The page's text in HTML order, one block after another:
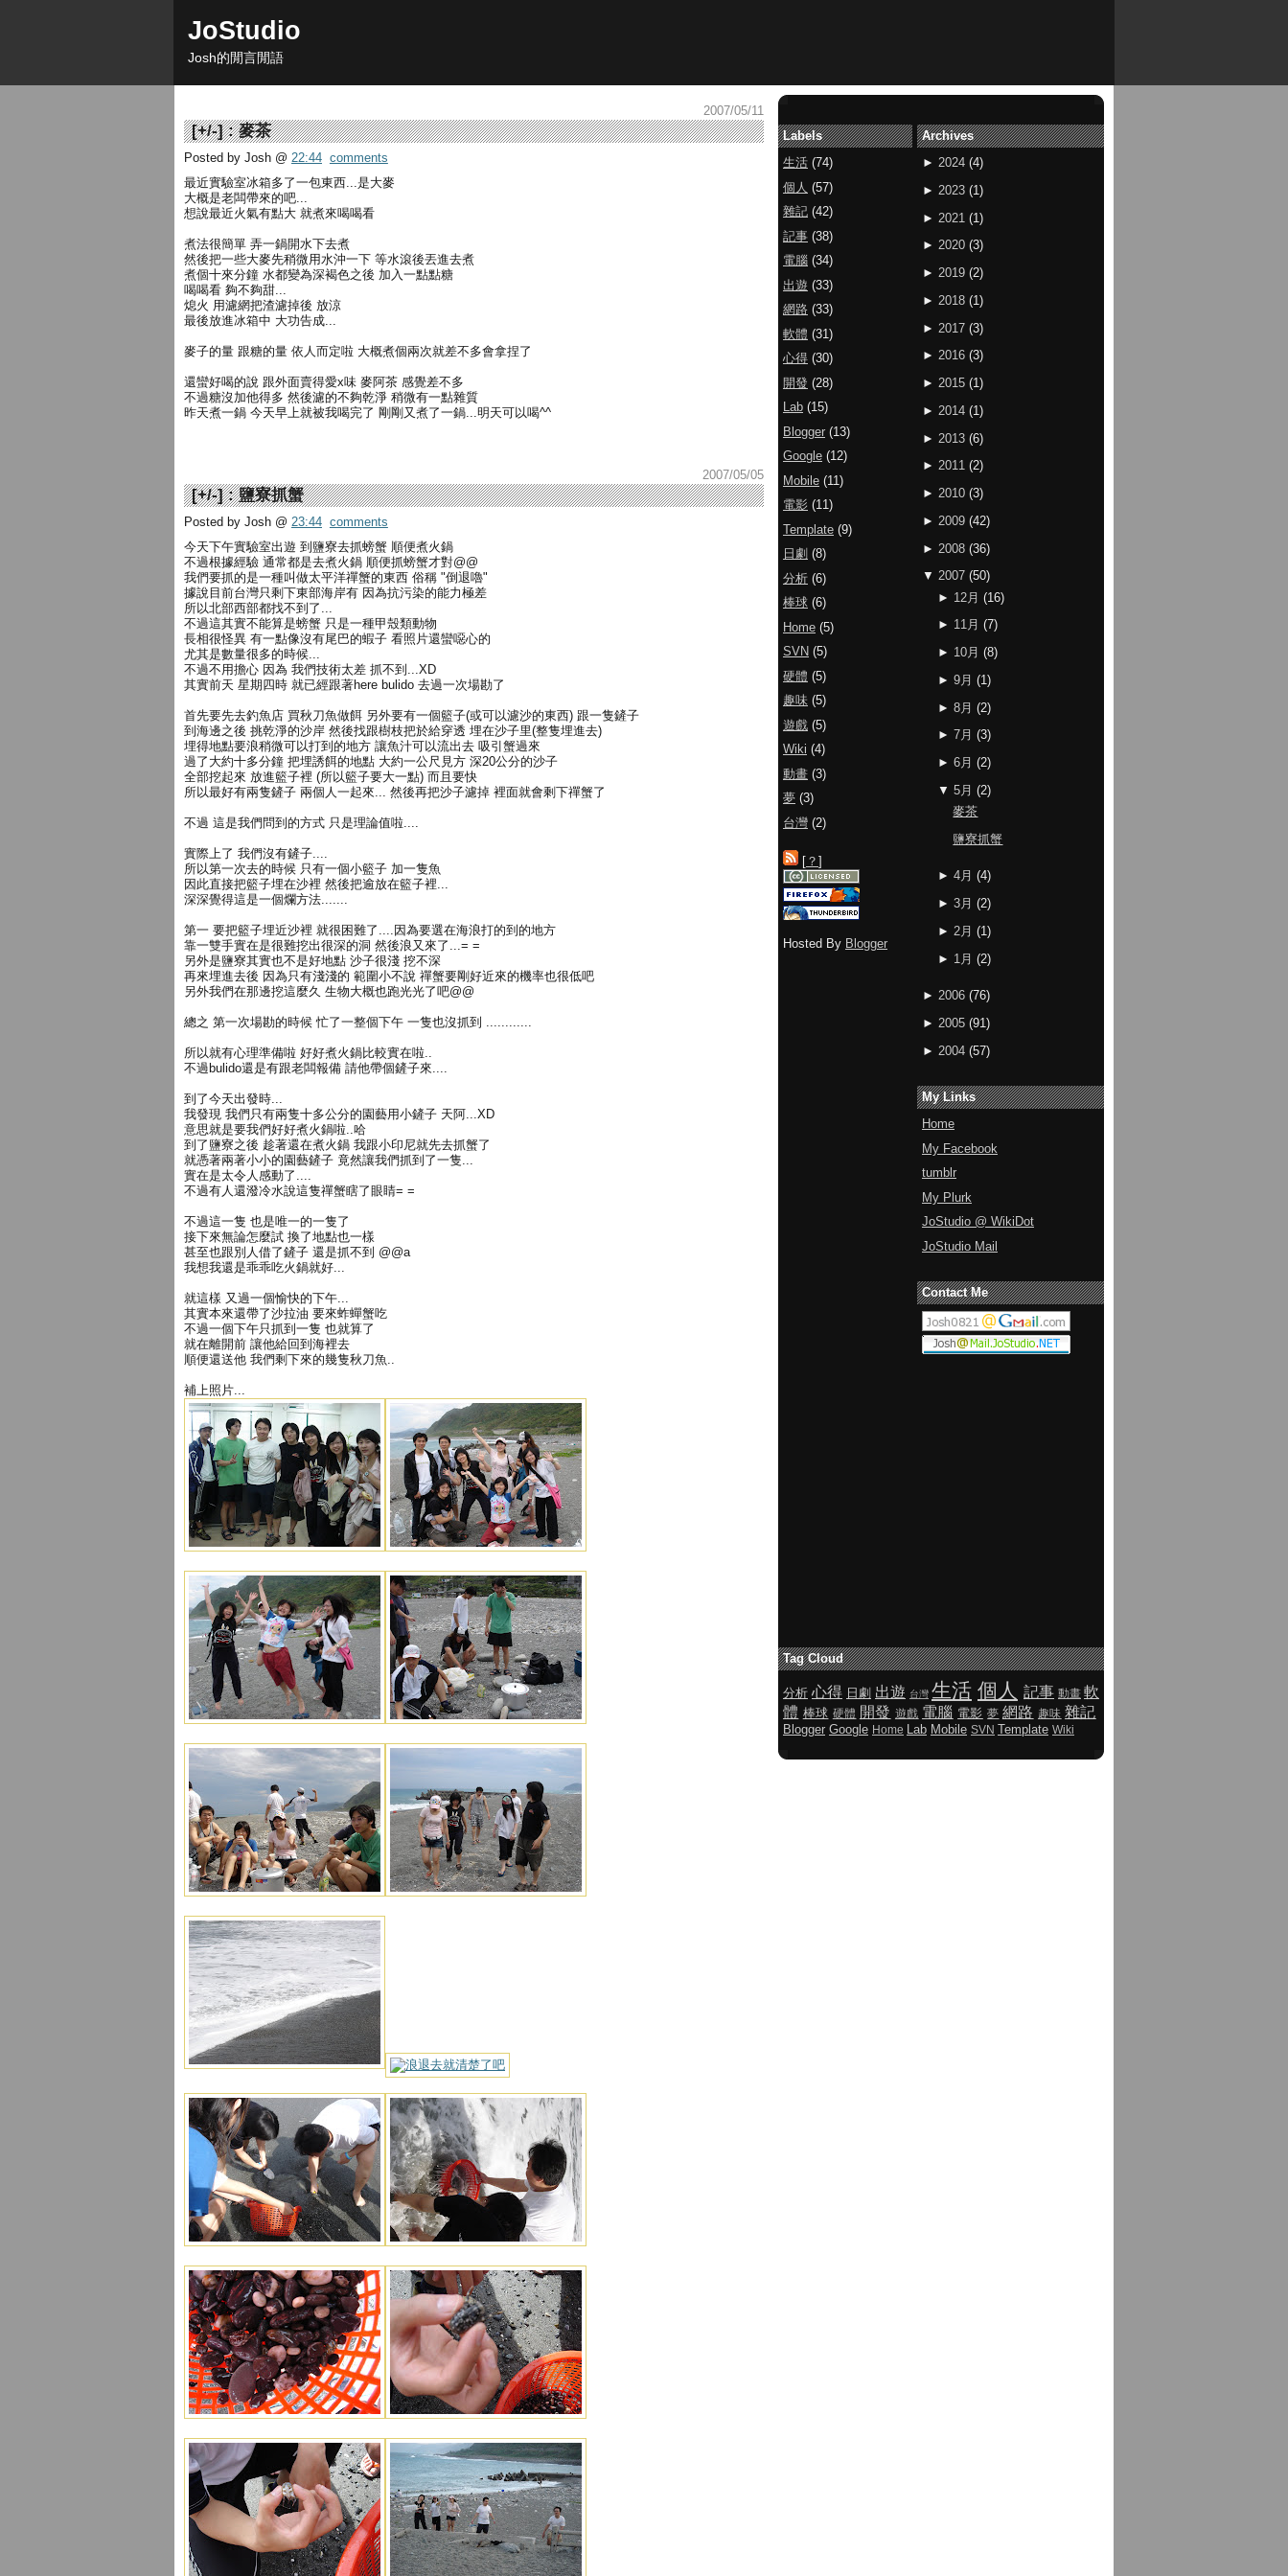
JoStudio
Josh的閒言閒語
2007/05/11
[+/-] :麥茶
Posted by Josh @ 22:44 comments
最近實驗室冰箱多了一包東西...是大麥
大概是老闆帶來的吧...
想說最近火氣有點大 就煮來喝喝看
煮法很簡單 弄一鍋開水下去煮
然後把一些大麥先稍微用水沖一下 等水滾後丟進去煮
煮個十來分鐘 水都變為深褐色之後 加入一點點糖
喝喝看 夠不夠甜...
熄火 用濾網把渣濾掉後 放涼
最後放進冰箱中 大功告成...
麥子的量 跟糖的量 依人而定啦 大概煮個兩次就差不多會拿捏了
還蠻好喝的說 跟外面賣得愛x味 麥阿茶 感覺差不多
不過糖沒加他得多 然後濾的不夠乾淨 稍微有一點雜質
昨天煮一鍋 今天早上就被我喝完了 剛剛又煮了一鍋...明天可以喝^^
2007/05/05
[+/-] :鹽寮抓蟹
Posted by Josh @ 23:44 comments
今天下午實驗室出遊 到鹽寮去抓螃蟹 順便煮火鍋
不過根據經驗 通常都是去煮火鍋 順便抓螃蟹才對@@
我們要抓的是一種叫做太平洋禪蟹的東西 俗稱 "倒退嚕"
據說目前台灣只剩下東部海岸有 因為抗污染的能力極差
所以北部西部都找不到了...
不過這其實不能算是螃蟹 只是一種甲殼類動物
長相很怪異 有一點像沒有尾巴的蝦子 看照片還蠻噁心的
尤其是數量很多的時候...
不過不用擔心 因為 我們技術太差 抓不到...XD
其實前天 星期四時 就已經跟著here bulido 去過一次場勘了
首先要先去釣魚店 買秋刀魚做餌 另外要有一個籃子(或可以濾沙的東西) 跟一隻鏟子
到海邊之後 挑乾淨的沙岸 然後找跟樹枝把於給穿透 埋在沙子里(整隻埋進去)
埋得地點要浪稍微可以打到的地方 讓魚汁可以流出去 吸引蟹過來
過了大約十多分鐘 把埋誘餌的地點 大約一公尺見方 深20公分的沙子
全部挖起來 放進籃子裡 (所以籃子要大一點) 而且要快
所以最好有兩隻鏟子 兩個人一起來... 然後再把沙子濾掉 裡面就會剩下禪蟹了
不過 這是我們問到的方式 只是理論值啦....
實際上了 我們沒有鏟子....
所以第一次去的時候 只有一個小籃子 加一隻魚
因此直接把籃子埋在沙裡 然後把逾放在籃子裡...
深深覺得這是一個爛方法.......
第一 要把籃子埋近沙裡 就很困難了....因為要選在海浪打的到的地方
靠一雙手實在是很難挖出很深的洞 然後浪又來了...= =
另外是鹽寮其實也不是好地點 沙子很淺 挖不深
再來埋進去後 因為只有淺淺的 範圍小不說 禪蟹要剛好近來的機率也很低吧
另外我們在那邊挖這麼久 生物大概也跑光光了吧@@
總之 第一次場勘的時候 忙了一整個下午 一隻也沒抓到 ............
所以就有心理準備啦 好好煮火鍋比較實在啦..
不過bulido還是有跟老闆報備 請他帶個鏟子來....
到了今天出發時...
我發現 我們只有兩隻十多公分的園藝用小鏟子 天阿...XD
意思就是要我們好好煮火鍋啦..哈
到了鹽寮之後 趁著還在煮火鍋 我跟小印尼就先去抓蟹了
就憑著兩著小小的園藝鏟子 竟然讓我們抓到了一隻...
實在是太令人感動了....
不過有人還潑冷水說這隻禪蟹瞎了眼睛= =
不過這一隻 也是唯一的一隻了
接下來無論怎麼試 換了地點也一樣
甚至也跟別人借了鏟子 還是抓不到 @@a
我想我還是乖乖吃火鍋就好...
就這樣 又過一個愉快的下午...
其實本來還帶了沙拉油 要來蚱蟬蟹吃
不過一個下午只抓到一隻 也就算了
就在離開前 讓他給回到海裡去
順便還送他 我們剩下來的幾隻秋刀魚..
補上照片...
Archives
► 2024 (4)
► 2023 (1 )
► 2021 (1)
► 2020 (3)
► 2019 (2)
► 2018 (1 )
► 2017 (3)
► 2016 (3)
► 2015 (1)
► 2014 (1 )
► 2013 (6)
► 2011 (2)
► 2010 (3)
► 2009 (42)
► 2008 (36)
▼ 2007 (50)
► 12月 (16)
► 11月 (7)
► 10月 (8)
► 9月 (1 )
► 8月 (2)
► 7月 (3)
► 6月 (2)
▼ 5月 (2)
麥茶
鹽寮抓蟹
► 4月 (4)
► 3月 (2)
► 2月 (1 )
► 1月 (2)
► 2006 (76)
► 2005 (91 )
► 2004 (57)
My Links
Home
My Facebook
tumblr
My Plurk
JoStudio @ WikiDot
JoStudio Mail
Contact Me
Labels
生活 (74)
個人 (57)
雜記 (42)
記事 (38)
電腦 (34)
出遊 (33)
網路 (33)
軟體 (31)
心得 (30)
開發 (28)
Lab (15)
Blogger (13)
Google (12)
Mobile (11)
電影 (11)
Template (9)
日劇 (8)
分析 (6)
棒球 (6)
Home (5)
SVN (5)
硬體 (5)
趣味 (5)
遊戲 (5)
Wiki (4)
動畫 (3)
夢 (3)
台灣 (2)
[ ？ ]
Hosted By Blogger
Tag Cloud
分析 心得 日劇 出遊 台灣 生活 個人 記事 動畫 軟
體 棒球 硬體 開發 遊戲 電腦 電影 夢 網路 趣味 雜記
Blogger Google Home Lab Mobile SVN Template Wiki